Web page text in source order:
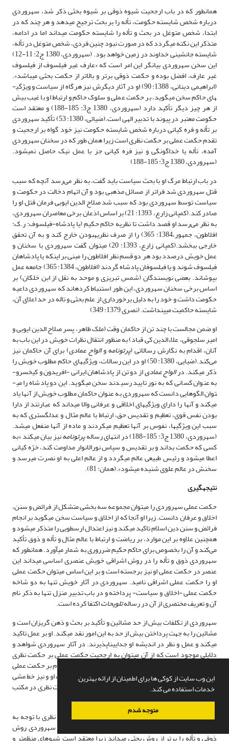
این وب سایت از کوکی ها برای اطمینان از ارائه بهترین
خدمات استفاده می کند.
متوجه شدم
همان­طور که در باب ارجحیت شیوه ذوقی بر شیوه بحثی ذکر شد، سهروردی
درباره شخص شایسته حکومت، تأله را بر بحث ترجیح می­دهد و هر چند که در
ابتدا، شخص متوغل در بحث و تأله را شایسته حکومت می­داند اما در ادامه،
متذکر این نکته می­گردد که در صورت نبود چنین فردی، شخص متوغل در تأله،
شایسته جانشینی خداوند در زمین خواهد بود. (سهروردی، 1380 ج2: 11-12)
این سخن سهروردی بیانگر این امر است که «عارف غیر فیلسوف از فیلسوف
غیر عارف، افضل بوده و حکمت ذوقی برتر و بالاتر از حکمت بحثی می­باشد».
(ابراهیمی دینانی، 1388: 90) او در آثار دیگرش نیز هرگاه از سیاست و ویژگی­
های حاکم سخن می­گوید، بر حکمت عملی و سلوک حاکم و ارتباط او با غیب بیش
از هر چیز دیگر تأکید دارد (سهروردی، 1380 ج3: 185-188) و معتقد است
حکومت معتبر در پیوند با تدبیر الهی است.(ضیائی، 1380: 53) تأکید سهروردی
بر تأله و فره کیانی درباره شخص شایسته حکومت نیز خود گواه بر ارجحیت و
تقدم حکمت عملی بر حکمت نظری است زیرا همان طور که در سخنان سهروردی
آمده، تأله یا خداگونگی و نیز فره کیانی جز با عمل نیک حاصل نمی­شود.
(سهروردی، 1380 ج3: 185-188)
در باب ارتباط مرگ او با بحث سیاست باید گفت، به نظر می‌رسد آنچه که سبب
قتل سهروردی شد فراتر از مسائل مذهبی بود و آن اتهام دخالت در حکومت و
سیاست توسط سهروردی بود که سبب شد صلاح الدین ایوبی فرمان قتل او را
صادر کند.(کمپانی زارع، 1393: 21) بر اساس اذعان برخی معاصران سهروردی،
به نظر می‌رسد او قصد داشت تا نظریه حاکم حکیم (یا پادشاه-فیلسوف: ر.ک:
افلاطون، جمهور،1384: 365) را از صرف نظریه­بودن خارج کند و به آن تحقق
خارجی ببخشد.(کمپانی زارع، 1393: 20) می­توان گفت سهروردی با سخنان و
عمل خویش درصدد بود هر دو قسم نظر افلاطون را مبنی بر اینکه یا پادشاهان
فیلسوف شوند و یا فیلسوفان پادشاه گردند (افلاطون، 1384: 365) جامعه عمل
بپوشاند. بعضی نویسندگان (شمس تبریزی و موحد به نقل از ابن خلکان) بر
اساس برخی سخنان سهروردی، این طور استنباط کرده­اند که سهروردی داعیه
حکومت داشت و خود را به دلیل برخورداری از علم بحثی و تاله در حد اعلای آن،
شایسته حاکمیت می­پنداشت. (نصری 1379: 349)
او ضمن مجالست با چند تن از حاکمان وقت (ملک ظاهر، پسر صلاح الدین ایوبی و
امیر سلجوقی، علاءالدین کی قباد) به منظور انتقال نظرات خویش در این باب به
آنان، اقدام به نگارش رسالاتی (پرتونامهوالواح عمادی) برای آن حاکمان نیز
می‌کند.(ضیایی، 1380: 50) او در این رسالات، ویژگی­های حاکم مطلوب خویش را
ذکر می­کند. درالواح عمادیاز دو تن از پادشاهان ایرانی -افریدون و کیخسرو-
به عنوان کسانی که به نور تایید رسیدند سخن می­گوید. این دو پادشاه را می­
توان الگوهایی دانست که سهروردی به عنوان حاکمان مطلوب خویش از آنها یاد
می­کند و آنها را دارای ویژگی­های اخلاقی و عرفانی والا می­داند که عبارتند از دارا
بودن نفس قوی، تعظیم و تقدیس حق، ارتباط با عالم مثال و عدل­گستری که به
سبب این ویژگی­ها، نفوس بر آنها تعظیم می­کردند و ماده از آنها منفعل می­شد.
(سهروردی، 1380 ج3: 185-188) در انتهای رساله پرتونامهنیز بیان می­کند «به
کسی که حکمت بداند و بر تقدیس و سپاس نورالانوار مداومت کند، خرّه کیانی
اعطا می­شود و رئیس طبیعی عالم می­گردد و از عالم اعلی به او نصرت می­رسد و
سخنش در عالم علوی شنیده می­شود».(همان: 81).
نتیجه­گیری
حکمت عملی سهروردی را می­توان مجموعه سه بخشی متشکل از فرائض و سنن،
اخلاق و عرفان دانست. زیرا او آنجا که از اخلاق و سیاست سخن می­گوید بر انجام
فرائض و سنن دین اسلام تاکید می­کند و نیز اعتدال ارسطویی را متذکر می­شود و
همچنین علاوه بر این موارد، بر ریاضت و ارتباط با عالم مثال و تأله و ذوق تأکید
می‌کند و آن را بخصوص برای حاکم حکیم ضرروری به شمار می­آورد. همان­طور که
سهروردی ذوق و تأله را در روش اشراقی خویش عنصری اساسی می­داند این
عنصر در حکمت عملی او نیز برجسته است و بر این اساس می­توان حکمت عملی
او را حکمت عملی اشراقی نامید. سهروردی در آثار خویش تنها به دو شاخه
حکمت عملی -اخلاق و سیاست- پرداخته و در باب تدبیر منزل تنها به ذکر نام
آن و تعریف مختصری از آن در رسالهتلویحاتاکتفا کرده است.
سهروردی از تکلفات بیش از حد مشائین و تأکید بر بحث و ذهن گریزان است و
مشائین را به جهت پرداختن بیش از حد به این امور نقد می­کند. او بر عمل تاکید
می­کند و عمل و نظر در اندیشه او جدایی­ناپذیرند. در آثار سهروردی شواهد و
دلایلی موجود است که از آن می­توان به ارجحیت حکمت عملی بر حکمت نظری
رسید. هر چند که سهروردی حکمت نظری را از نظر زمانی، مقدم بر حکمت عملی
می­داند، اما با توجه به دلایل و شواهدی در اندیشه­های مکتوب او و نیز خط مشی
عملی­اش می­توان به تقدم بالشرف حکمت عملی نسبت به حکمت نظری در مکتب
در نوشتار حاضر برای تقدم بالشرف حکمت عملی بر حکمت نظری با توجه به
اندیشه­های مکتوب سهروردی پنج دلیل ارائه شده است. 1. سهروردی روش